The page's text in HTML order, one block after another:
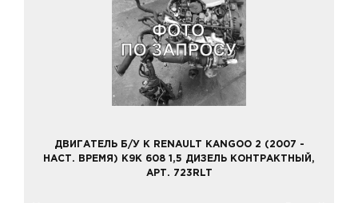
ДВИГАТЕЛЬ Б/У К RENAULT KANGOO 2 (2007 -
НАСТ. ВРЕМЯ) K9K 608 1,5 ДИЗЕЛЬ КОНТРАКТНЫЙ,
АРТ. 723RLT